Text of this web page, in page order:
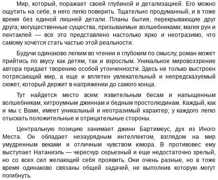
Мир, который, поражает своей глубиной и детализацией. Его можно
ощутить на себе, в него легко поверить. Тщательно продуманный, и в тоже
время без единой лишней детали. Планы бытия, перекрывающие друг
друга; могущественные существа, призываемые волшебниками; магия рун и
пентаклей — все это представлено настолько ярко и неотразимо, что
самому хочется стать частью этой реальности.
Будучи одинаково легким во чтении и глубоким по смыслу, роман может
прийтись по вкусу как детям, так и взрослым. Уникальное мировоззрение
автора придает творению особой утонченности. Здесь не только выстроен
потрясающий мир, а еще и вплетен увлекательный и непредсказуемый
сюжет, который держит в напряжении до самого конца.
Тут найдется место всем: язвительным бесам и напыщенным
волшебникам, хитроумным джиннам и бедным простолюдинам. Каждый, как
и мы с Вами, имеет уникальный и неотразимый характер; у каждого легко
отыскать положительные и отрицательные стороны.
Центральную позицию занимает джинн Бартимеус, дух из Иного
Места. Он обладает незаурядным интеллектом, взглядом на мир
умудренным веками и отличным чувством юмора. В противовес ему
выступает Натаниэль — чересчур серьезный и еще недостаточно зрелый,
но со всех сил желающий себя проявить. Они очень разные, но в тоже
время одинаково связаны общей задачей, не выполнив которую могут
погибнуть.